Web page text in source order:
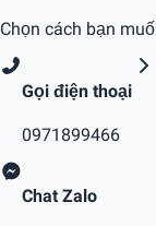
Chọn cách bạn
Gọi điện thoại
0971899466
Chat Zalo